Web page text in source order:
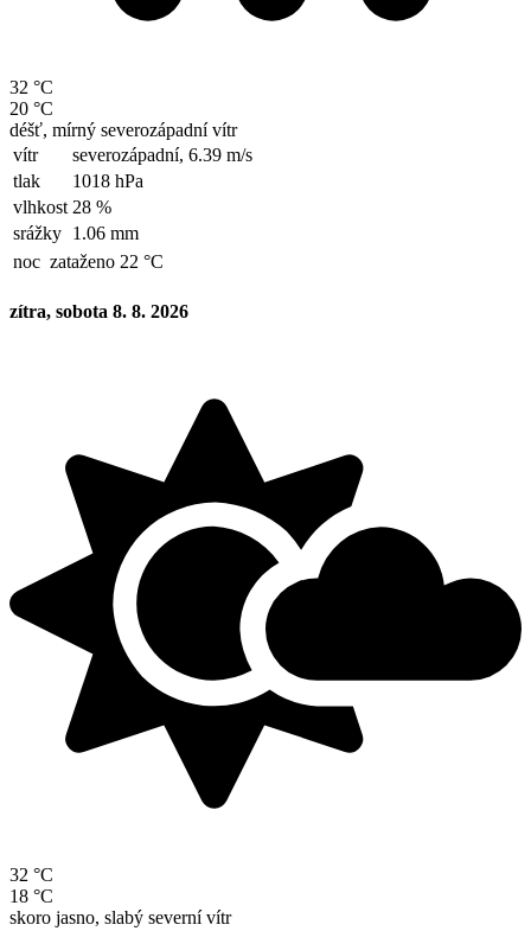
32 °C
20 °C
déšť, mírný severozápadní vítr
vítr
severozápadní, 6.39 m/s
tlak
1018 hPa
vlhkost 28 %
srážky 1.06 mm
noc zataženo 22 °C
zítra, sobota 8. 8. 2026
32 °C
18 °C
skoro jasno, slabý severní vítr